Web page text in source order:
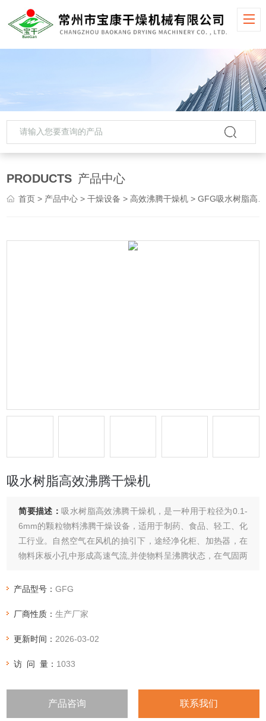
PRODUCTS 产品中心
首页 > 产品中心 >干燥设备 >高效沸腾干燥机 > GFG吸水树脂高效沸腾干燥机
吸水树脂高效沸腾干燥机
简要描述：吸水树脂高效沸腾干燥机，是一种用于粒径为0.1-
6mm的颗粒物料沸腾干燥设备，适用于制药、食品、轻工、化
工行业。自然空气在风机的抽引下，途经净化柜、加热器，在
物料床板小孔中形成高速气流,并使物料呈沸腾状态，在气固两
产品型号：GFG
厂商性质：生产厂家
更新时间： 2026-03-02
访 问 量： 1033
产品咨询 联系我们